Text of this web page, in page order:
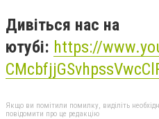
Дивіться нас на
ютубі: https://
Якщо ви помітили помилку, виділіть
повідомити про це редакцію